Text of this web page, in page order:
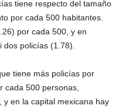
tiene respecto del tamaño
por cada 500 habitantes.
por cada 500, y en
policías (1.78).
tiene más policías por
cada 500 personas,
y en la capital mexicana hay